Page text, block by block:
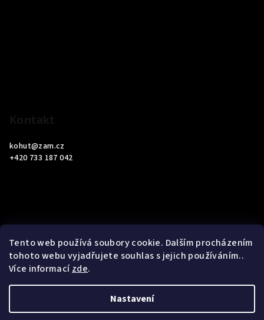
Tento web používá soubory cookie. Dalším procházením
tohoto webu vyjadřujete souhlas s jejich používáním..
Více informacízde.
Nastavení
kohut@zam.cz
+420 733 187 042
Informace pro vás
Obchodní podmínky